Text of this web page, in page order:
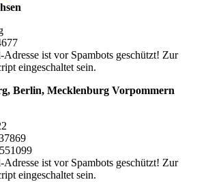
ist vor Spambots geschützt! Zur
eingeschaltet sein.
Berlin, Mecklenburg Vorpommern
ist vor Spambots geschützt! Zur
eingeschaltet sein.